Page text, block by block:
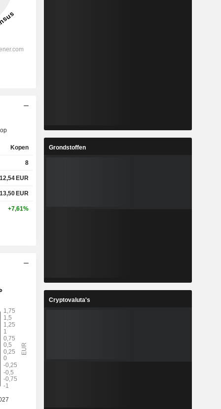
Kopen
8
12,54 EUR
13,50 EUR
+7,61%
Grondstoffen
Cryptovaluta's